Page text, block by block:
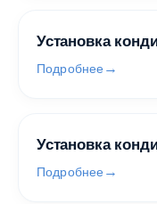
Установка
Подробнее
Установка
Подробнее